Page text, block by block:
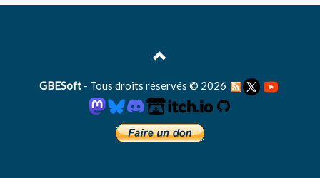
GBESoft- Tous droits réservés © 2026